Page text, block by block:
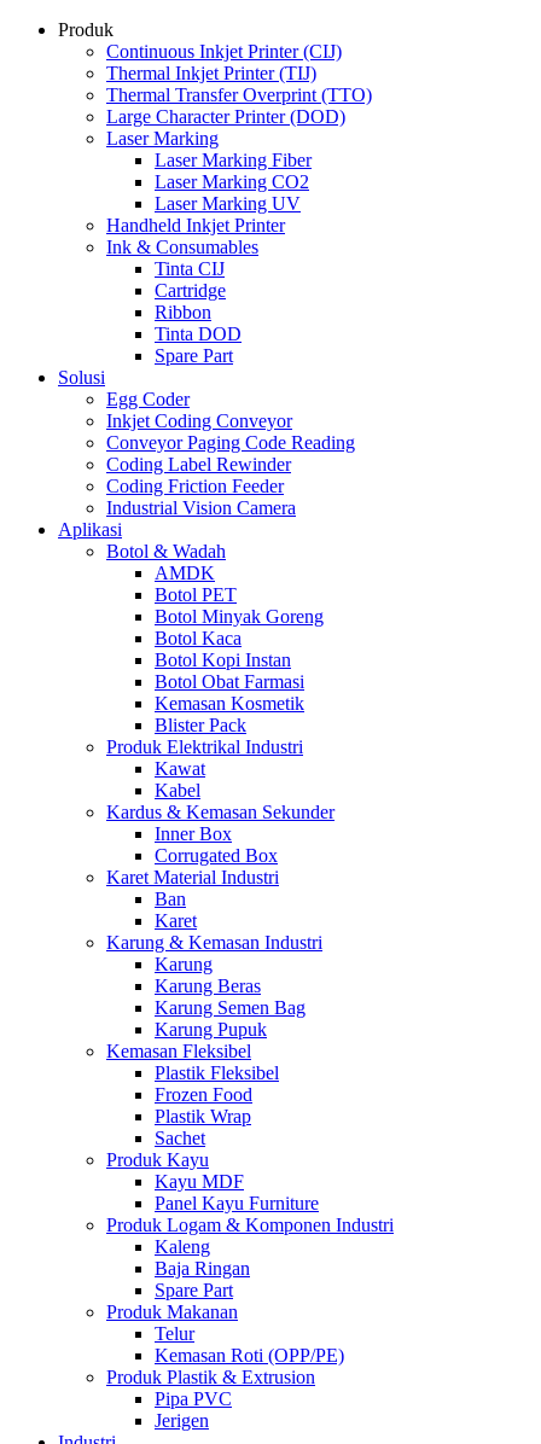
Produk
Continuous Inkjet Printer (CIJ)
Thermal Inkjet Printer (TIJ)
Thermal Transfer Overprint (TTO)
Large Character Printer (DOD)
Laser Marking
Laser Marking Fiber
Laser Marking CO2
Laser Marking UV
Handheld Inkjet Printer
Ink & Consumables
Tinta CIJ
Cartridge
Ribbon
Tinta DOD
Spare Part
Solusi
Egg Coder
Inkjet Coding Conveyor
Conveyor Paging Code Reading
Coding Label Rewinder
Coding Friction Feeder
Industrial Vision Camera
Aplikasi
Botol & Wadah
AMDK
Botol PET
Botol Minyak Goreng
Botol Kaca
Botol Kopi Instan
Botol Obat Farmasi
Kemasan Kosmetik
Blister Pack
Produk Elektrikal Industri
Kawat
Kabel
Kardus & Kemasan Sekunder
Inner Box
Corrugated Box
Karet Material Industri
Ban
Karet
Karung & Kemasan Industri
Karung
Karung Beras
Karung Semen Bag
Karung Pupuk
Kemasan Fleksibel
Plastik Fleksibel
Frozen Food
Plastik Wrap
Sachet
Produk Kayu
Kayu MDF
Panel Kayu Furniture
Produk Logam & Komponen Industri
Kaleng
Baja Ringan
Spare Part
Produk Makanan
Telur
Kemasan Roti (OPP/PE)
Produk Plastik & Extrusion
Pipa PVC
Jerigen